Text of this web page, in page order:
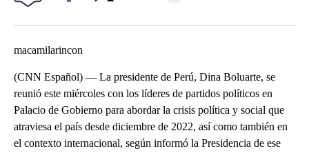
macamilarincon
(CNN Español) –– La presidente de Perú, Dina Boluarte, se
reunió este miércoles con los líderes de partidos políticos en
Palacio de Gobierno para abordar la crisis política y social que
atraviesa el país desde diciembre de 2022, así como también en
el contexto internacional, según informó la Presidencia de ese